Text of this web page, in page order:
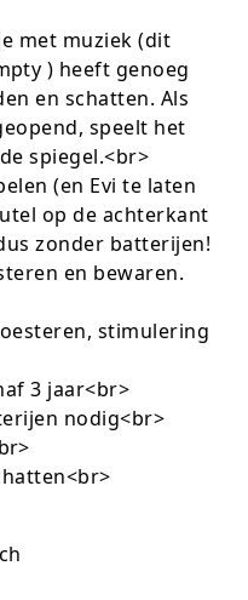
met muziek (dit
) heeft genoeg
en schatten. Als
speelt het
spiegel.<br>
(en Evi te laten
op de achterkant
zonder batterijen!
en bewaren.
stimulering
3 jaar<br>
nodig<br>